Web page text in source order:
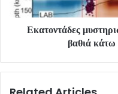
Εκατοντάδες
βαθιά